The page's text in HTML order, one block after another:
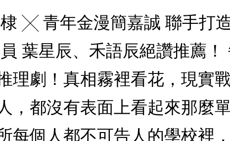
╳ 青年金漫簡嘉誠 聯手打
葉星辰、禾語辰絕讚推薦
理劇！真相霧裡看花，現實
，都沒有表面上看起來那
每個人都不可告人的學校裡